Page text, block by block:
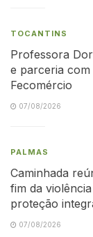
TOCANTINS
Professora
e parceria
Fecomércio
07/08/2026
PALMAS
Caminhada
fim da
proteção
07/08/2026